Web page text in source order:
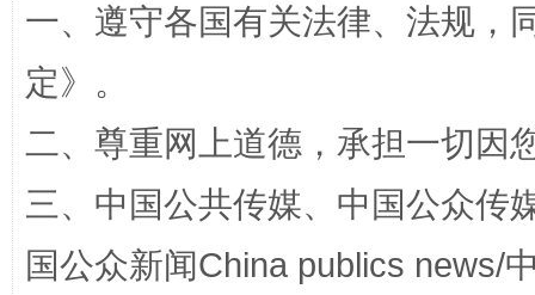
一、遵守各国有关法律、法规，
定》。
二、尊重网上道德，承担一切因
三、中国公共传媒、中国公众传
国公众新闻China publics news/